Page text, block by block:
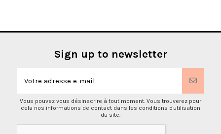
Sign up to newsletter
Vous pouvez vous désinscrire à tout moment. Vous trouverez pour
cela nos informations de contact dans les conditions d'utilisation
du site.